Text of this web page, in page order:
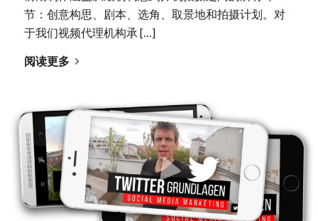
节：创意构思、剧本、选角、取景地和拍摄计划。对
于我们视频代理机构承 […]
阅读更多